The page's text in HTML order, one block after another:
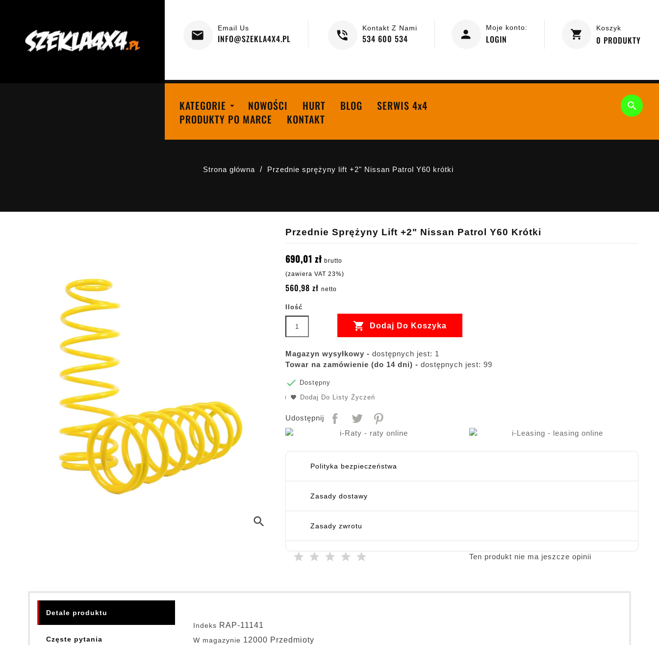
Koszyk
0 PRODUKTY
Moje konto:
LOGIN
Kontakt Z Nami
534 600 534
Email Us
INFO@SZEKLA4X4.PL
KATEGORIE NOWOŚCI HURT BLOG
SERWIS 4x4
PRODUKTY PO MARCE
KONTAKT

Strona główna Przednie sprężyny lift +2" Nissan Patrol Y60 krótki
search
Przednie Sprężyny Lift +2" Nissan Patrol Y60 Krótki
690,01 zł brutto
(zawiera VAT 23%)
560,98 zł netto
Ilość
 Dodaj Do Koszyka
Magazyn wysyłkowy - dostępnych jest: 1
Towar na zamówienie (do 14 dni) - dostępnych jest: 99

Dostępny
Dodaj Do Listy Życzeń
Udostępnij
Polityka bezpieczeństwa
Zasady dostawy
Zasady zwrotu
Ten produkt nie ma jeszcze opinii
Detale produktu
Częste pytania
Indeks RAP-11141
W magazynie 12000 Przedmioty